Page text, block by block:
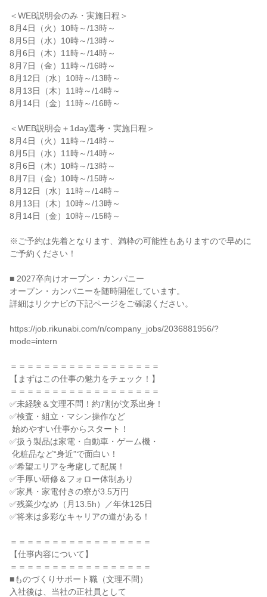
＜WEB説明会のみ・実施日程＞
8月4日（火）10時～/13時～
8月5日（水）10時～/13時～
8月6日（木）11時～/14時～
8月7日（金）11時～/16時～
8月12日（水）10時～/13時～
8月13日（木）11時～/14時～
8月14日（金）11時～/16時～
＜WEB説明会＋1day選考・実施日程＞
8月4日（火）11時～/14時～
8月5日（水）11時～/14時～
8月6日（木）10時～/13時～
8月7日（金）10時～/15時～
8月12日（水）11時～/14時～
8月13日（木）10時～/13時～
8月14日（金）10時～/15時～
※ご予約は先着となります、満枠の可能性もありますので早めに
ご予約ください！
■ 2027卒向けオープン・カンパニー
オープン・カンパニーを随時開催しています。
詳細はリクナビの下記ページをご確認ください。
https://job.rikunabi.com/n/company_jobs/2036881956/?
mode=intern
＝＝＝＝＝＝＝＝＝＝＝＝＝＝＝＝＝＝
【まずはこの仕事の魅力をチェック！】
＝＝＝＝＝＝＝＝＝＝＝＝＝＝＝＝＝＝
✅未経験＆文理不問！約7割が文系出身！
✅検査・組立・マシン操作など
✅扱う製品は家電・自動車・ゲーム機・
✅希望エリアを考慮して配属！
✅手厚い研修＆フォロー体制あり
✅家具・家電付きの寮が3.5万円
✅残業少なめ（月13.5h）／年休125日
✅将来は多彩なキャリアの道がある！
＝＝＝＝＝＝＝＝＝＝＝＝＝＝＝＝＝
【仕事内容について】
＝＝＝＝＝＝＝＝＝＝＝＝＝＝＝＝＝
■ものづくりサポート職（文理不問）
入社後は、当社の正社員として